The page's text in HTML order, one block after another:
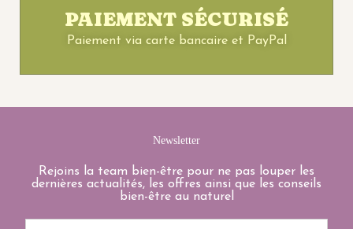
PAIEMENT SÉCURISÉ
Paiement via carte bancaire et PayPal
Newsletter
Rejoins la team bien-être pour ne pas louper les
dernières actualités, les offres ainsi que les conseils
bien-être au naturel